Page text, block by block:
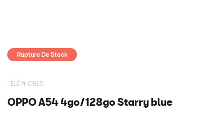
Rupture De Stock
TÉLÉPHONES
OPPO A54 4go/128go Starry blue